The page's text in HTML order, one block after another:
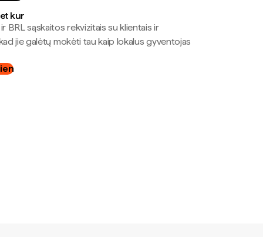
kur
ir BRL sąskaitos rekvizitais su klientais ir
jie galėtų mokėti tau kaip lokalus gyventojas